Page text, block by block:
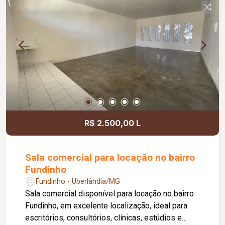
inclusa no condomínio, zelador e limpeza das
áreas comuns, copa, DML (Depósito de Material
de Limpeza), sistema de ronda, alarme, câmeras
de segurança e internet disponível. Como
diferencial, existe a possibilidade de ampliação
da área da sala, conforme a necessidade do
locatário. Entre em contato para mais
informações e agende uma visita.
R$ 2.500,00 L
Sala comercial para locação no bairro
Fundinho
Fundinho - Uberlândia/MG
Sala comercial disponível para locação no bairro
Fundinho, em excelente localização, ideal para
escritórios, consultórios, clínicas, estúdios e